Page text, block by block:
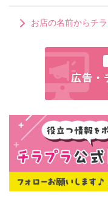
お店の名前からチ